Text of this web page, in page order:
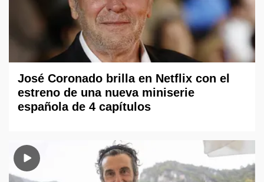
José Coronado brilla en Netflix con el
estreno de una nueva miniserie
española de 4 capítulos